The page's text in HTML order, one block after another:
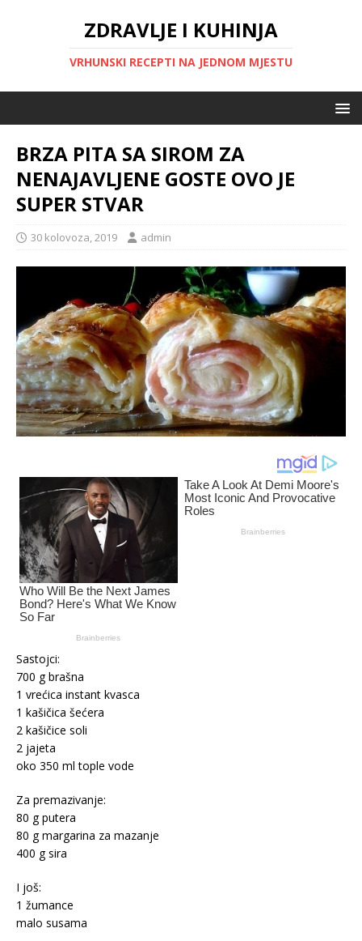
ZDRAVLJE I KUHINJA
VRHUNSKI RECEPTI NA JEDNOM MJESTU
BRZA PITA SA SIROM ZA
NENAJAVLJENE GOSTE OVO JE
SUPER STVAR
30 kolovoza, 2019 admin
Sastojci:
700 g brašna
1 vrećica instant kvasca
1 kašičica šećera
2 kašičice soli
2 jajeta
oko 350 ml tople vode
Za premazivanje:
80 g putera
80 g margarina za mazanje
400 g sira
I još:
1 žumance
malo susama